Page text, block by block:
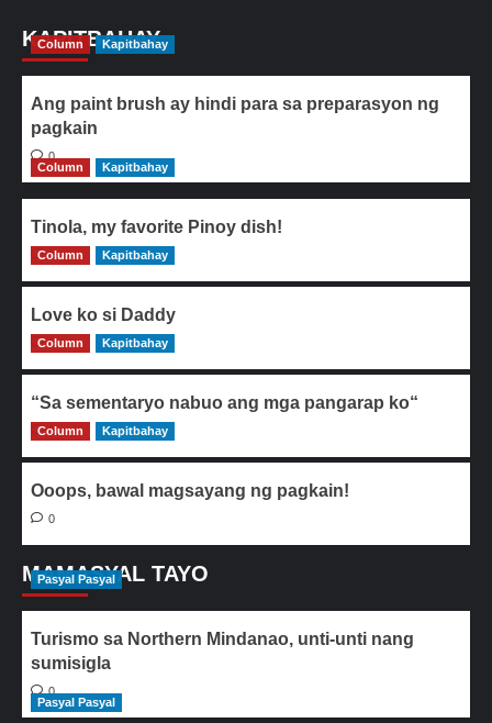
KAPITBAHAY
Column Kapitbahay
Ang paint brush ay hindi para sa preparasyon ng
pagkain
0
Column
Kapitbahay
Tinola, my favorite Pinoy dish!
0
Column Kapitbahay
Love ko si Daddy
0
Column Kapitbahay
“Sa sementaryo nabuo ang mga pangarap ko“
0
Column Kapitbahay
Ooops, bawal magsayang ng pagkain!
0
MAMASYAL TAYO
Pasyal Pasyal
Turismo sa Northern Mindanao, unti-unti nang
sumisigla
0
Pasyal Pasyal